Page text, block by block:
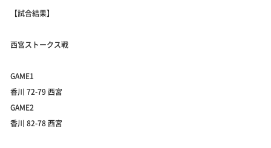
【試合結果】
西宮ストークス戦
GAME1
香川 72-79 西宮
GAME2
香川 82-78 西宮